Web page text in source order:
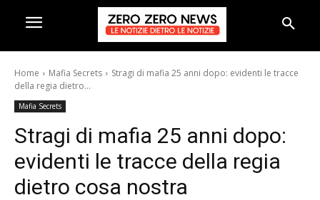
Home Mafia Secrets
Stragi di mafia 25 anni dopo: evidenti le tracce
della regia dietro...
Mafia Secrets
Stragi di mafia 25 anni dopo:
evidenti le tracce della regia
dietro cosa nostra